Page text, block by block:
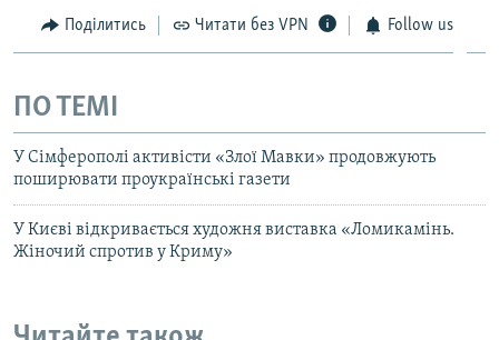
Поділитись Читати без VPN Follow us
ПО ТЕМІ
У Сімферополі активісти «Злої Мавки» продовжують
поширювати проукраїнські газети
У Києві відкривається художня виставка «Ломикамінь.
Жіночий спротив у Криму»